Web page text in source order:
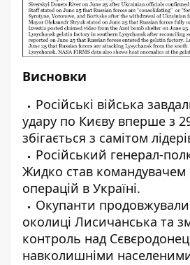
Висновки
Російські війська
удару по Києву вперше з
збігається з самітом
Російський генерал-
Жидко став командувачем
операцій в Україні.
Окупанти продовжували
околиці Лисичанська та
контроль над
навколишніми